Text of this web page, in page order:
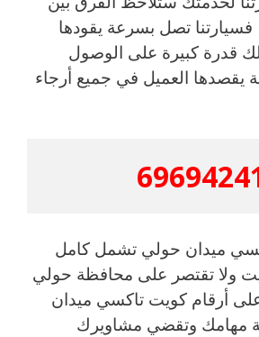
فسيارتنا تصل بسرعة يقودها
قدرة كبيرة على الوصول
يقصدها العميل في جميع أرجاء
ميدان حولي تشمل كامل
ولا تقتصر على محافظة حولي
أرقام كويت تاكسي ميدان
مهامك وتقضي مشاويرك